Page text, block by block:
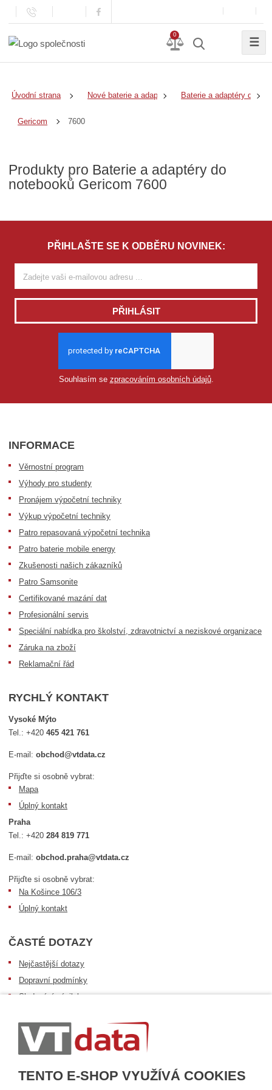
TENTO E-SHOP VYUŽÍVÁ COOKIES
0
☰
Úvodní strana Nové baterie a adaptéry Baterie a adaptéry do
Gericom 7600
Produkty pro Baterie a adaptéry do
notebooků Gericom 7600
PŘIHLAŠTE SE K ODBĚRU NOVINEK:
PŘIHLÁSIT
Souhlasím se zpracováním osobních údajů.
INFORMACE
Věrnostní program
Výhody pro studenty
Pronájem výpočetní techniky
Výkup výpočetní techniky
Patro repasovaná výpočetní technika
Patro baterie mobile energy
Zkušenosti našich zákazníků
Patro Samsonite
Certifikované mazání dat
Profesionální servis
Speciální nabídka pro školství, zdravotnictví a neziskové organizace
Záruka na zboží
Reklamační řád
RYCHLÝ KONTAKT
Vysoké Mýto
Tel.:+420465 421 761
E-mail:obchod@vtdata.cz
Přijďte si osobně vybrat:
Mapa
Úplný kontakt
Praha
Tel.:+420284 819 771
E-mail:obchod.praha@vtdata.cz
Přijďte si osobně vybrat:
Na Košince 106/3
Úplný kontakt
ČASTÉ DOTAZY
Nejčastější dotazy
Dopravní podmínky
Sledování zásilek
Informace k dostupnosti zboží
Obecné informace